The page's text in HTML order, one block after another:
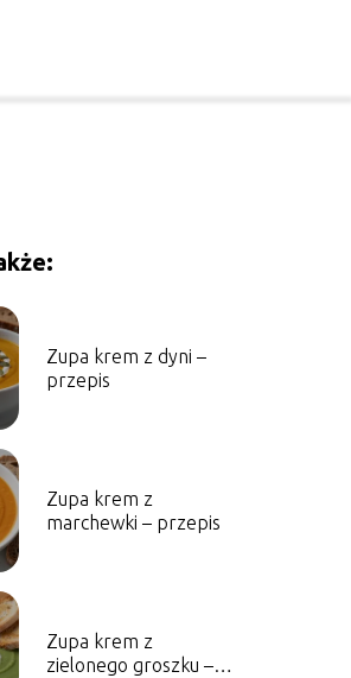
Zupa krem z dyni –
przepis
Zupa krem z
marchewki – przepis
Zupa krem z
zielonego groszku –